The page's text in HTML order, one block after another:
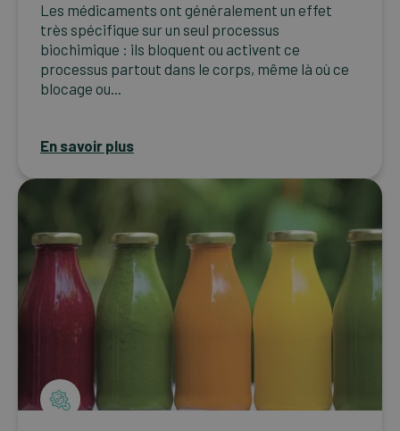
Les médicaments ont généralement un effet
très spécifique sur un seul processus
biochimique : ils bloquent ou activent ce
processus partout dans le corps, même là où ce
blocage ou...
En savoir plus